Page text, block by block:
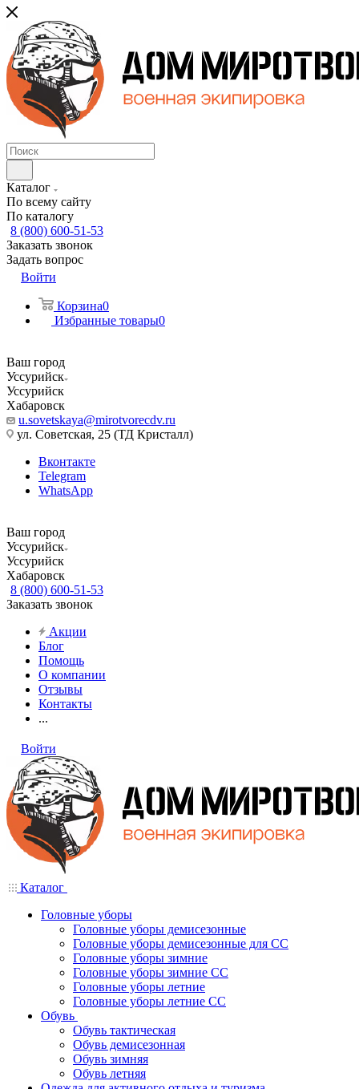
Каталог
По всему сайту
По каталогу
8 (800) 600-51-53
Заказать звонок
Задать вопрос
Войти
Корзина0
Избранные товары0
Ваш город
Уссурийск
Уссурийск
Хабаровск
u.sovetskaya@mirotvorecdv.ru
ул. Советская, 25 (ТД Кристалл)
Вконтакте
Telegram
WhatsApp
Ваш город
Уссурийск
Уссурийск
Хабаровск
8 (800) 600-51-53
Заказать звонок
Акции
Блог
Помощь
О компании
Отзывы
Контакты
...
Войти
Каталог
Головные уборы
Головные уборы демисезонные
Головные уборы демисезонные для СС
Головные уборы зимние
Головные уборы зимние СС
Головные уборы летние
Головные уборы летние СС
Обувь
Обувь тактическая
Обувь демисезонная
Обувь зимняя
Обувь летняя